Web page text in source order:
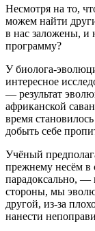
Несмотря на то,
можем найти
в нас заложены, и
программу?
У биолога-
интересное
— результат
африканской
время
добыть себе
Учёный
прежнему несём в
парадоксально,
стороны, мы
другой, из-за
нанести